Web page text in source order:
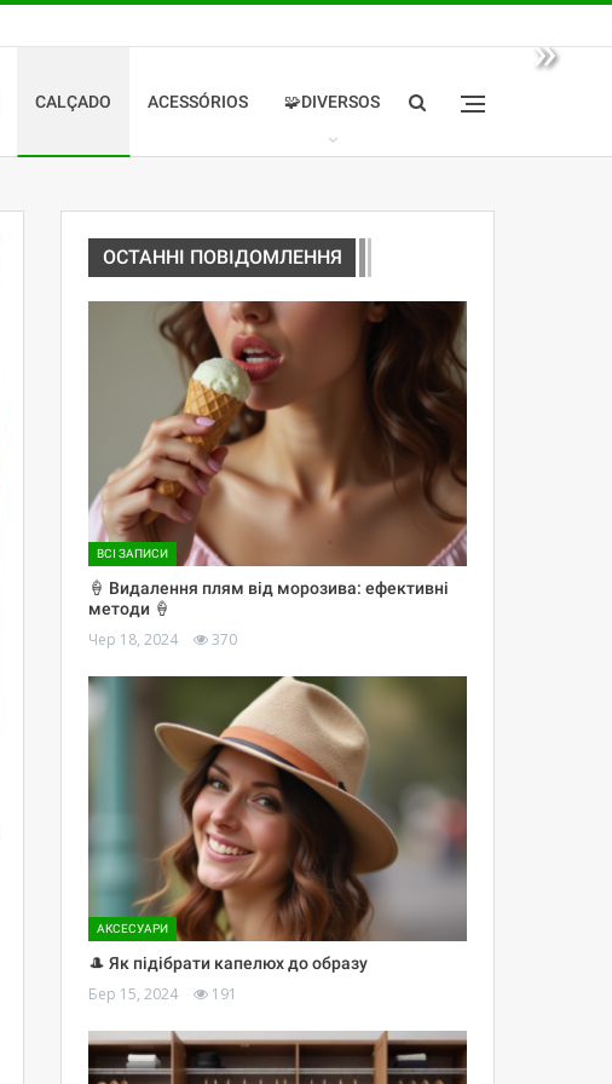
»
CALÇADO ACESSÓRIOS 🧩DIVERSOS
ОСТАННІ ПОВІДОМЛЕННЯ
ВСІ ЗАПИСИ
🍦 Видалення плям від морозива: ефективні
методи 🍦
Чер 18, 2024 370
АКСЕСУАРИ
🎩 Як підібрати капелюх до образу
Бер 15, 2024 191